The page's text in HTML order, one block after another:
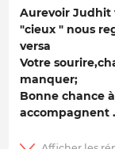
Aurevoir Judhit
"cieux " nous
versa
Votre
manquer;
Bonne chance
accompagnent